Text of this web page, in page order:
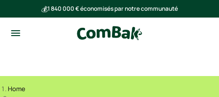
💰1 840 000 € économisés par notre communauté
Home